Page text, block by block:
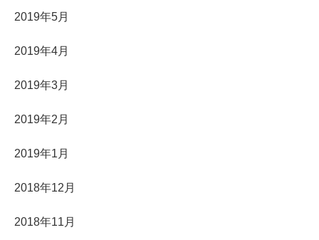
2019年5月
2019年4月
2019年3月
2019年2月
2019年1月
2018年12月
2018年11月